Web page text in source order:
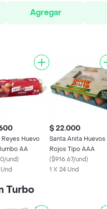
Agregar
Reyes Huevo
AA
und)
$ 22.000
Santa Anita Huevos
Rojos Tipo AAA
($916.67/und)
1 X 24 Und
Turbo